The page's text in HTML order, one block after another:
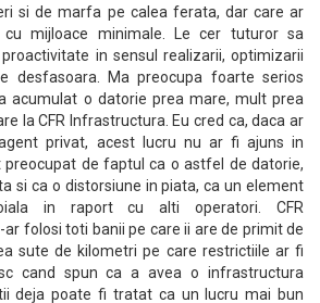
si de marfa pe calea ferata, dar care ar
mijloace minimale. Le cer tuturor sa
in sensul realizarii, optimizarii
desfasoara. Ma preocupa foarte serios
acumulat o datorie prea mare, mult prea
la CFR Infrastructura. Eu cred ca, daca ar
privat, acest lucru nu ar fi ajuns in
preocupat de faptul ca o astfel de datorie,
si ca o distorsiune in piata, ca un element
in raport cu alti operatori. CFR
ar folosi toti banii pe care ii are de primit de
sute de kilometri pe care restrictiile ar fi
cand spun ca a avea o infrastructura
deja poate fi tratat ca un lucru mai bun